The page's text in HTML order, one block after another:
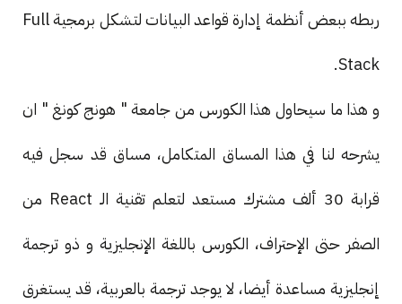
ربطه ببعض أنظمة إدارة قواعد البيانات لتشكل برمجية Full
Stack.
و هذا ما سيحاول هذا الكورس من جامعة " هونج كونغ " ان
يشرحه لنا في هذا المساق المتكامل، مساق قد سجل فيه
قرابة 30 ألف مشترك مستعد لتعلم تقنية الـ React من
الصفر حتى الإحتراف، الكورس باللغة الإنجليزية و ذو ترجمة
إنجليزية مساعدة أيضا، لا يوجد ترجمة بالعربية، قد يستغرق